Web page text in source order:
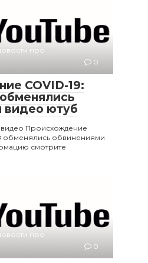
про
0
COVID-19:
видео ютуб
Происхождение
обменялись обвинениями
смотрите
про
0